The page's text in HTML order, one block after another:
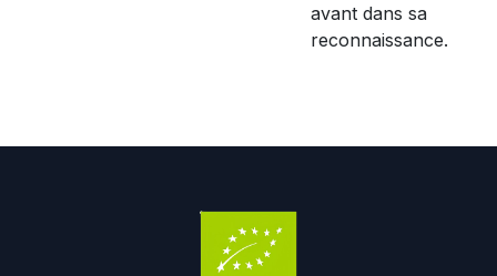
avant dans sa
reconnaissance.